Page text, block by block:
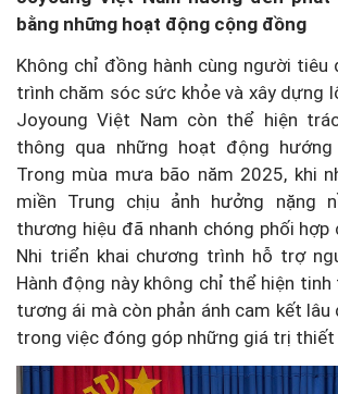
bằng những hoạt động cộng đồng
Không chỉ đồng hành cùng người tiêu
trình chăm sóc sức khỏe và xây dựng
Joyoung Việt Nam còn thể hiện
thông qua những hoạt động
Trong mùa mưa bão năm 2025, khi
miền Trung chịu ảnh hưởng nặng
thương hiệu đã nhanh chóng phối
Nhi triển khai chương trình hỗ trợ
Hành động này không chỉ thể hiện
tương ái mà còn phản ánh cam kết lâu
trong việc đóng góp những giá trị thiết